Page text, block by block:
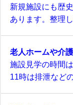
新規施設にも歴
あります。整理
老人ホームや介
施設見学の時間
11時は排泄など